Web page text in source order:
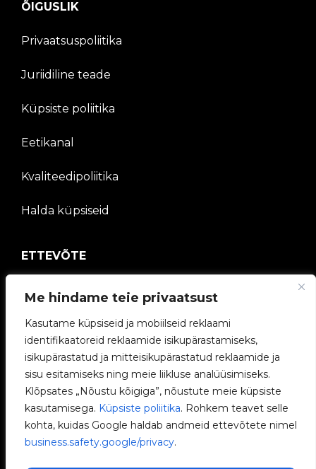
Me hindame teie privaatsust
Kasutame küpsiseid ja mobiilseid reklaami
identifikaatoreid reklaamide isikupärastamiseks,
isikupärastatud ja mitteisikupärastatud reklaamide ja
sisu esitamiseks ning meie liikluse analüüsimiseks.
Klõpsates „Nõustu kõigiga”, nõustute meie küpsiste
kasutamisega. Küpsiste poliitika. Rohkem teavet selle
kohta, kuidas Google haldab andmeid ettevõtete nimel
business.safety.google/privacy.
ÕIGUSLIK
Privaatsuspoliitika
Juriidiline teade
Küpsiste poliitika
Eetikanal
Kvaliteedipoliitika
Halda küpsiseid
ETTEVÕTE
V2C kogukond
Töötage meiega
e-Laadijad
V2C Power
V2C Cloud